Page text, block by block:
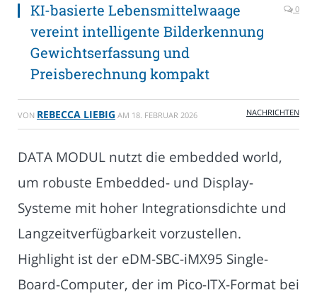
KI-basierte Lebensmittelwaage
vereint intelligente Bilderkennung
Gewichtserfassung und
Preisberechnung kompakt
0
VON REBECCA LIEBIG AM 18. FEBRUAR 2026 NACHRICHTEN
DATA MODUL nutzt die embedded world,
um robuste Embedded- und Display-
Systeme mit hoher Integrationsdichte und
Langzeitverfügbarkeit vorzustellen.
Highlight ist der eDM-SBC-iMX95 Single-
Board-Computer, der im Pico-ITX-Format bei